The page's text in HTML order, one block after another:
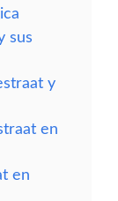
sus
y
en
en